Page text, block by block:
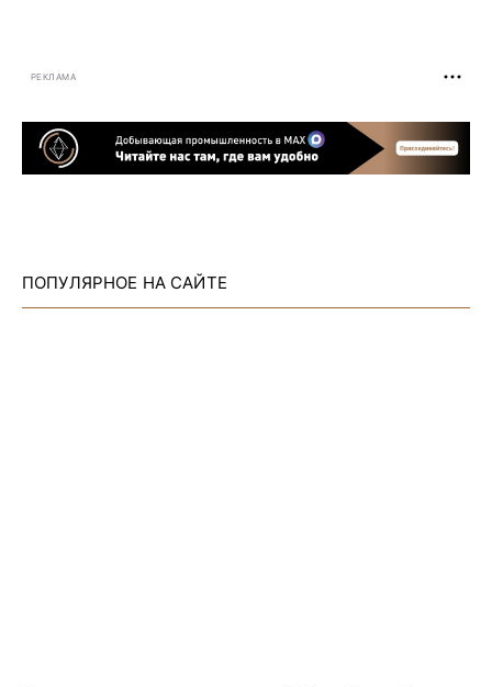
РЕКЛАМА
ПОПУЛЯРНОЕ НА САЙТЕ